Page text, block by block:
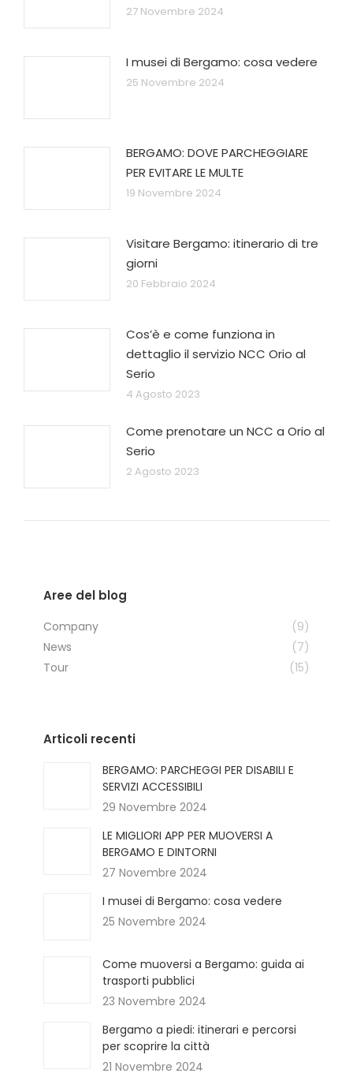
27 Novembre 2024
I musei di Bergamo: cosa vedere
25 Novembre 2024
BERGAMO: DOVE PARCHEGGIARE
PER EVITARE LE MULTE
19 Novembre 2024
Visitare Bergamo: itinerario di tre
giorni
20 Febbraio 2024
Cos’è e come funziona in
dettaglio il servizio NCC Orio al
Serio
4 Agosto 2023
Come prenotare un NCC a Orio al
Serio
2 Agosto 2023
Aree del blog
Company
(9)
News
(7)
Tour
(15)
Articoli recenti
BERGAMO: PARCHEGGI PER DISABILI E
SERVIZI ACCESSIBILI
29 Novembre 2024
LE MIGLIORI APP PER MUOVERSI A
BERGAMO E DINTORNI
27 Novembre 2024
I musei di Bergamo: cosa vedere
25 Novembre 2024
Come muoversi a Bergamo: guida ai
trasporti pubblici
23 Novembre 2024
Bergamo a piedi: itinerari e percorsi
per scoprire la città
21 Novembre 2024